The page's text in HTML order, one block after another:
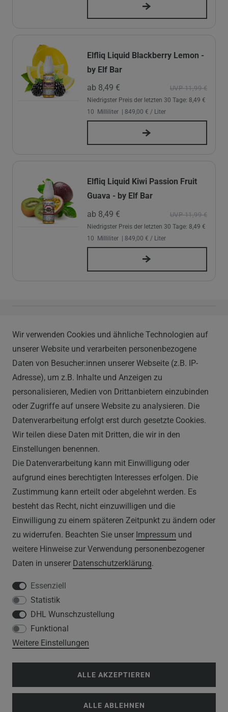
Elfliq Liquid Blackberry Lemon -
by Elf Bar
UVP 11,99 €
ab 8,49 €
Niedrigster Preis der letzten 30 Tage: 8,49 €
10
Milliliter | 849,00 € / Liter
Elfliq Liquid Kiwi Passion Fruit
Guava - by Elf Bar
UVP 11,99 €
ab 8,49 €
Niedrigster Preis der letzten 30 Tage: 8,49 €
10 Milliliter | 849,00 € / Liter
Im Hülsenfeld 9
40721 Hilden
0212 520-82 100
info@vapor-handel.de
Montag - Freitag, 09:00 - 16:00
RECHTLICHES
AGB
WIDERRUFSRECHT
IMPRESSUM
DATENSCHUTZERKLÄRUNG
HINWEISE ZUM ELEKTROGESETZ
SERVICE
WIDERRUFSFORMULAR
KUNDENINFORMATIONEN
Wir verwenden Cookies und ähnliche Technologien auf
unserer Website und verarbeiten personenbezogene
Daten von Besucher:innen unserer Webseite (z.B. IP-
Adresse), um z.B. Inhalte und Anzeigen zu
personalisieren, Medien von Drittanbietern einzubinden
oder Zugriffe auf unsere Website zu analysieren. Die
Datenverarbeitung erfolgt erst durch gesetzte Cookies.
Wir teilen diese Daten mit Dritten, die wir in den
Einstellungen benennen.
Die Datenverarbeitung kann mit Einwilligung oder
aufgrund eines berechtigten Interesses erfolgen. Die
Zustimmung kann erteilt oder abgelehnt werden. Es
besteht das Recht, nicht einzuwilligen und die
Einwilligung zu einem späteren Zeitpunkt zu ändern oder
zu widerrufen. Beachten Sie unser Impressum und
weitere Hinweise zur Verwendung personenbezogener
Daten in unserer Daten­schutz­erklärung.
Essenziell
Statistik
DHL Wunschzustellung
Funktional
Weitere Einstellungen
ALLE AKZEPTIEREN
ALLE ABLEHNEN